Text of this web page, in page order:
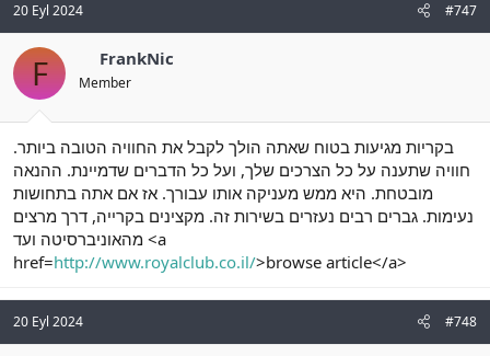
20 Eyl 2024 #747
F FrankNic
Member
בקריות מגיעות בטוח שאתה הולך לקבל את החוויה הטובה ביותר.
חוויה שתענה על כל הצרכים שלך, ועל כל הדברים שדמיינת. ההנאה
מובטחת. היא ממש מעניקה אותו עבורך. אז אם אתה בתחושות
נעימות. גברים רבים נעזרים בשירות זה. מקצינים בקרייה, דרך מרצים
מהאוניברסיטה ועד <a
href=http://www.royalclub.co.il/>browse article</a>
20 Eyl 2024 #748